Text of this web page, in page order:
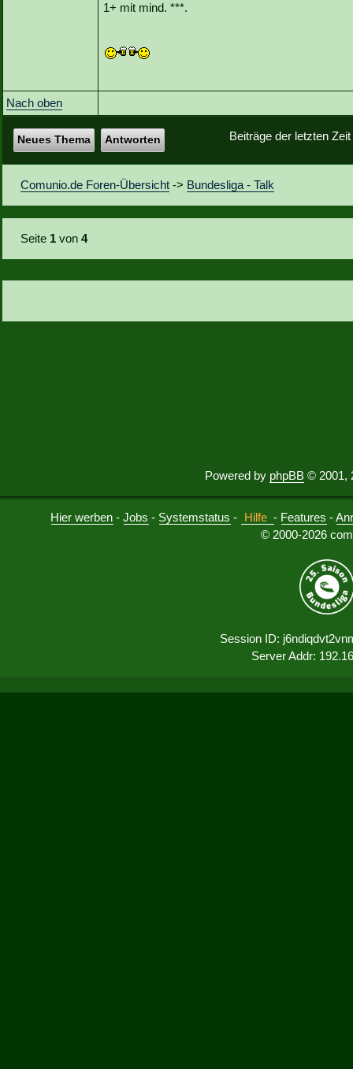
1+ mit mind. ***.
Nach oben
Beiträge der letzten
Neues Thema Antworten
Comunio.de Foren-Übersicht -> Bundesliga - Talk
Seite 1 von4
Powered by phpBB © 2001,
Hier werben -Jobs - Systemstatus - Hilfe - Features -
© 2000-2026
Session ID:
Server Addr: